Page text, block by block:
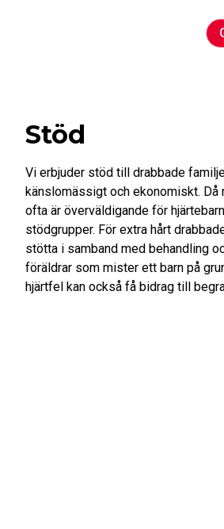
Stöd
Vi erbjuder stöd till drabbade
känslomässigt och ekonomiskt. Då
ofta är överväldigande för
stödgrupper. För extra hårt
stötta i samband med behandling
föräldrar som mister ett barn på
hjärtfel kan också få bidrag till